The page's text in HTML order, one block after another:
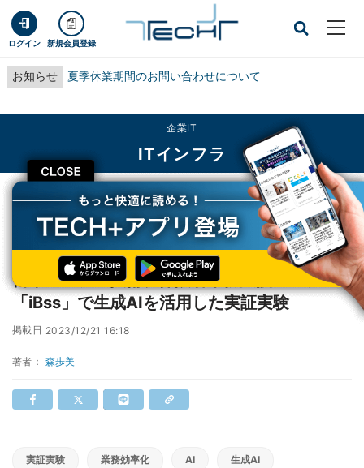
ログイン 新規会員登録
お知らせ 夏季休業期間のお問い合わせについて
CLOSE
企業IT
ITインフラ
TECH+ 企業IT
ITインフラ
日本システム技術、保険者業務支援システム「iBss」で生成AIを活用した実証実
日本システム技術、保険者業務支援システム
「iBss」で生成AIを活用した実証実験
掲載日 2023/12/21 16:18
著者： 森歩美
実証実験 業務効率化 AI 生成AI